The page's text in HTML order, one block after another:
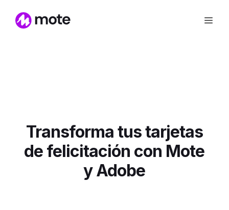
Transforma tus tarjetas
de felicitación con Mote
y Adobe